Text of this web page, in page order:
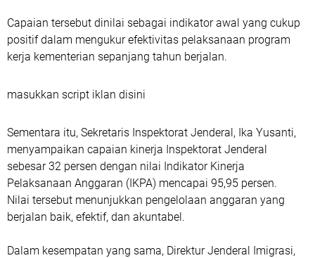
Capaian tersebut dinilai sebagai indikator awal yang cukup
positif dalam mengukur efektivitas pelaksanaan program
kerja kementerian sepanjang tahun berjalan.
masukkan script iklan disini
Sementara itu, Sekretaris Inspektorat Jenderal, Ika Yusanti,
menyampaikan capaian kinerja Inspektorat Jenderal
sebesar 32 persen dengan nilai Indikator Kinerja
Pelaksanaan Anggaran (IKPA) mencapai 95,95 persen.
Nilai tersebut menunjukkan pengelolaan anggaran yang
berjalan baik, efektif, dan akuntabel.
Dalam kesempatan yang sama, Direktur Jenderal Imigrasi,